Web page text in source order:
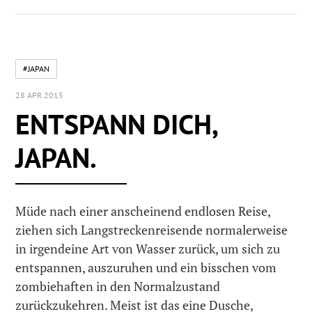
#JAPAN
28 APR 2015
ENTSPANN DICH,
JAPAN.
Müde nach einer anscheinend endlosen Reise,
ziehen sich Langstreckenreisende normalerweise
in irgendeine Art von Wasser zurück, um sich zu
entspannen, auszuruhen und ein bisschen vom
zombiehaften in den Normalzustand
zurückzukehren. Meist ist das eine Dusche,